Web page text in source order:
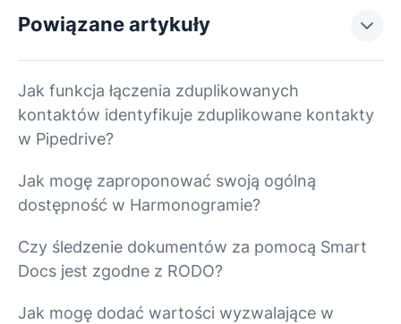
Powiązane artykuły
Jak funkcja łączenia zduplikowanych
kontaktów identyfikuje zduplikowane kontakty
w Pipedrive?
Jak mogę zaproponować swoją ogólną
dostępność w Harmonogramie?
Czy śledzenie dokumentów za pomocą Smart
Docs jest zgodne z RODO?
Jak mogę dodać wartości wyzwalające w